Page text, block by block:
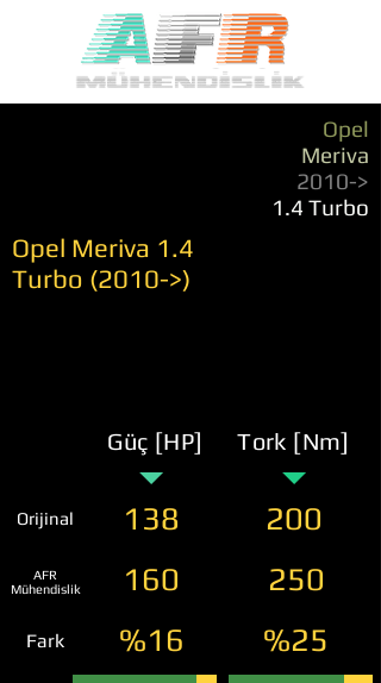
Opel
Meriva
2010->
1.4 Turbo
Opel Meriva 1.4
Turbo (2010->)
Güç [HP] Tork [Nm]
Orijinal 138 200
AFR
Mühendislik
160 250
Fark %16 %25